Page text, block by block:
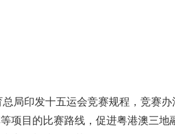
局印发十五运会竞赛规程，竞赛
项目的比赛路线，促进粤港澳三